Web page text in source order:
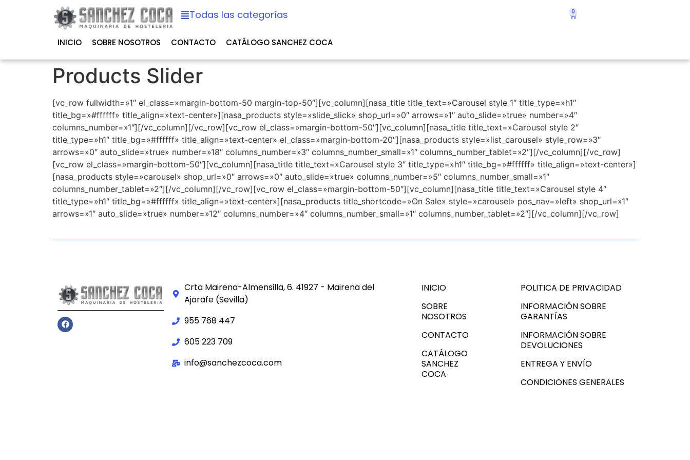
Todas las categorías 0
INICIO SOBRE NOSOTROS CONTACTO CATÁLOGO SANCHEZ COCA
Products Slider
[vc_row fullwidth=»1″ el_class=»margin-bottom-50 margin-top-50″][vc_column][nasa_title title_text=»Carousel style 1″ title_type=»h1″
title_bg=»#ffffff» title_align=»text-center»][nasa_products style=»slide_slick» shop_url=»0″ arrows=»1″ auto_slide=»true» number=»4″
columns_number=»1″][/vc_column][/vc_row][vc_row el_class=»margin-bottom-50″][vc_column][nasa_title title_text=»Carousel style 2″
title_type=»h1″ title_bg=»#ffffff» title_align=»text-center» el_class=»margin-bottom-20″][nasa_products style=»list_carousel» style_row=»3″
arrows=»0″ auto_slide=»true» number=»18″ columns_number=»3″ columns_number_small=»1″ columns_number_tablet=»2″][/vc_column][/vc_row]
[vc_row el_class=»margin-bottom-50″][vc_column][nasa_title title_text=»Carousel style 3″ title_type=»h1″ title_bg=»#ffffff» title_align=»text-center»]
[nasa_products style=»carousel» shop_url=»0″ arrows=»0″ auto_slide=»true» columns_number=»5″ columns_number_small=»1″
columns_number_tablet=»2″][/vc_column][/vc_row][vc_row el_class=»margin-bottom-50″][vc_column][nasa_title title_text=»Carousel style 4″
title_type=»h1″ title_bg=»#ffffff» title_align=»text-center»][nasa_products title_shortcode=»On Sale» style=»carousel» pos_nav=»left» shop_url=»1″
arrows=»1″ auto_slide=»true» number=»12″ columns_number=»4″ columns_number_small=»1″ columns_number_tablet=»2″][/vc_column][/vc_row]
Crta Mairena-Almensilla, 6. 41927 - Mairena del
Ajarafe (Sevilla)
955 768 447
605 223 709
info@sanchezcoca.com
INICIO
SOBRE
NOSOTROS
CONTACTO
CATÁLOGO
SANCHEZ
COCA
POLITICA DE PRIVACIDAD
INFORMACIÓN SOBRE
GARANTÍAS
INFORMACIÓN SOBRE
DEVOLUCIONES
ENTREGA Y ENVÍO
CONDICIONES GENERALES